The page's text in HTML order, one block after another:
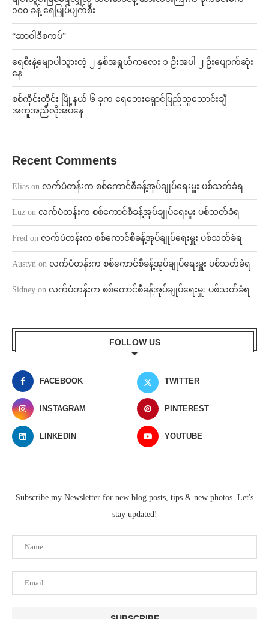
၁၀၀ ခန့် ရေမြုပ်ပျက်စီး
“ဆာဝါဒီစကပ်”
ရေစီးနဲ့မျောပါသွားတဲ့ ၂ နှစ်အရွယ်ကလေး ၁ ဦးအပါ ၂ ဦးပျောက်ဆုံး
နေ
စစ်ကိုင်းတိုင်း မြို့နယ် ၆ ခုက ရေဘေးရှောင်ပြည်သူသောင်းချီ
အကူအညီလိုအပ်နေ
Recent Comments
Elias on လက်ပံတန်းက စစ်ကောင်စီခန့်အုပ်ချုပ်ရေးမှူး ပစ်သတ်ခံရ
Luz on လက်ပံတန်းက စစ်ကောင်စီခန့်အုပ်ချုပ်ရေးမှူး ပစ်သတ်ခံရ
Fred on လက်ပံတန်းက စစ်ကောင်စီခန့်အုပ်ချုပ်ရေးမှူး ပစ်သတ်ခံရ
Austyn on လက်ပံတန်းက စစ်ကောင်စီခန့်အုပ်ချုပ်ရေးမှူး ပစ်သတ်ခံရ
Sidney on လက်ပံတန်းက စစ်ကောင်စီခန့်အုပ်ချုပ်ရေးမှူး ပစ်သတ်ခံရ
FOLLOW US
FACEBOOK TWITTER
INSTAGRAM PINTEREST
LINKEDIN YOUTUBE
Subscribe my Newsletter for new blog posts, tips & new photos. Let's
stay updated!